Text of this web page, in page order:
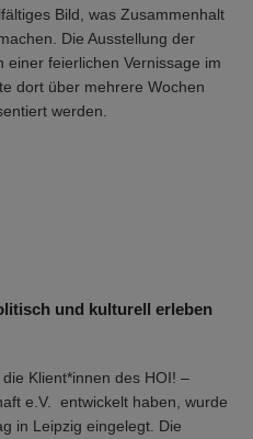
Bild, was Zusammenhalt
. Die Ausstellung der
einer feierlichen Vernissage im
dort über mehrere Wochen
werden.
und kulturell erleben
Klient*innen des HOI! –
e.V. entwickelt haben, wurde
in Leipzig eingelegt. Die